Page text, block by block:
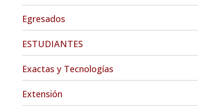
Egresados
ESTUDIANTES
Exactas y Tecnologías
Extensión